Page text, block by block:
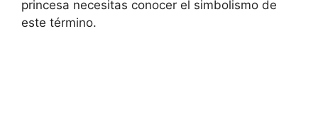
princesa necesitas conocer el simbolismo de
este término.